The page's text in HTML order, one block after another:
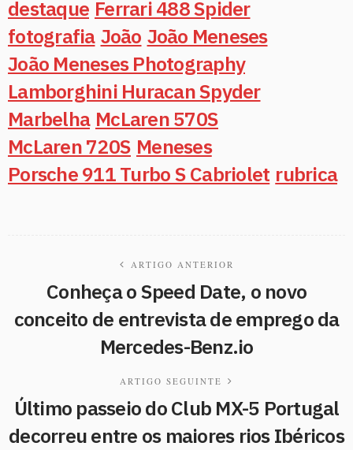
destaque Ferrari 488 Spider
fotografia João João Meneses
João Meneses Photography
Lamborghini Huracan Spyder
Marbelha McLaren 570S
McLaren 720S Meneses
Porsche 911 Turbo S Cabriolet rubrica
ARTIGO ANTERIOR
Conheça o Speed Date, o novo
conceito de entrevista de emprego da
Mercedes-Benz.io
ARTIGO SEGUINTE
Último passeio do Club MX-5 Portugal
decorreu entre os maiores rios Ibéricos